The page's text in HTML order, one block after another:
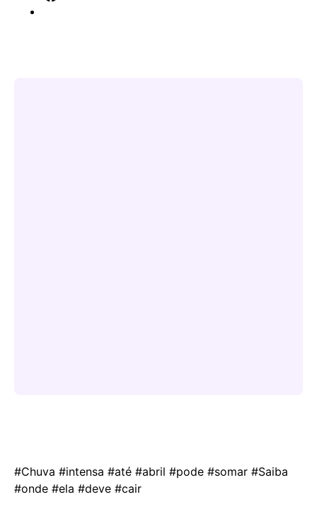
#Chuva #intensa #até #abril #pode #somar #Saiba
#onde #ela #deve #cair